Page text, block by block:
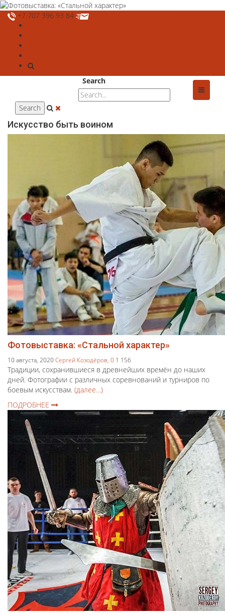
+7 707 396 93 84
Search
Искусство быть воином
Фотовыставка: «Стальной характер»
10 августа, 2020Сергей Козодёров, 0 1 156
Традиции, сохранившиеся в древнейших времён до наших
дней. Фотографии с различных соревнований и турниров по
боевым искусствам. (далее…)
ПОДРОБНЕЕ